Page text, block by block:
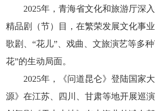
2025年，青海省文化和旅游厅深入
精品剧（节）目，在繁荣发展文化事
歌剧、“花儿”、戏曲、文旅演艺等多
花”的生动局面。
2025年，《问道昆仑》登陆国家大
源》在江苏、四川、甘肃等地开展巡